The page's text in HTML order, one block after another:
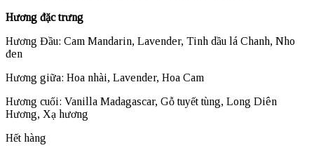
Hương đặc trưng
Hương Đầu: Cam Mandarin, Lavender, Tinh dầu lá Chanh, Nho
đen
Hương giữa: Hoa nhài, Lavender, Hoa Cam
Hương cuối: Vanilla Madagascar, Gỗ tuyết tùng, Long Diên
Hương, Xạ hương
Hết hàng